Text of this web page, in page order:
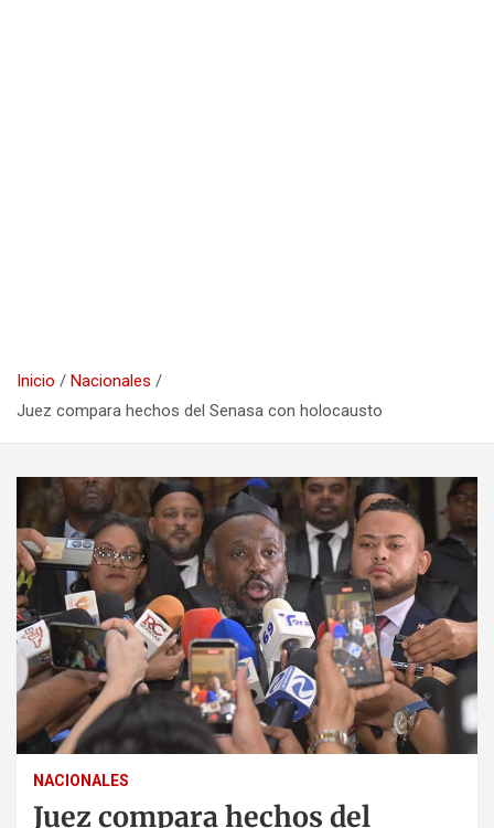
Inicio
Nacionales
Juez compara hechos del Senasa con holocausto
NACIONALES
Juez compara hechos del